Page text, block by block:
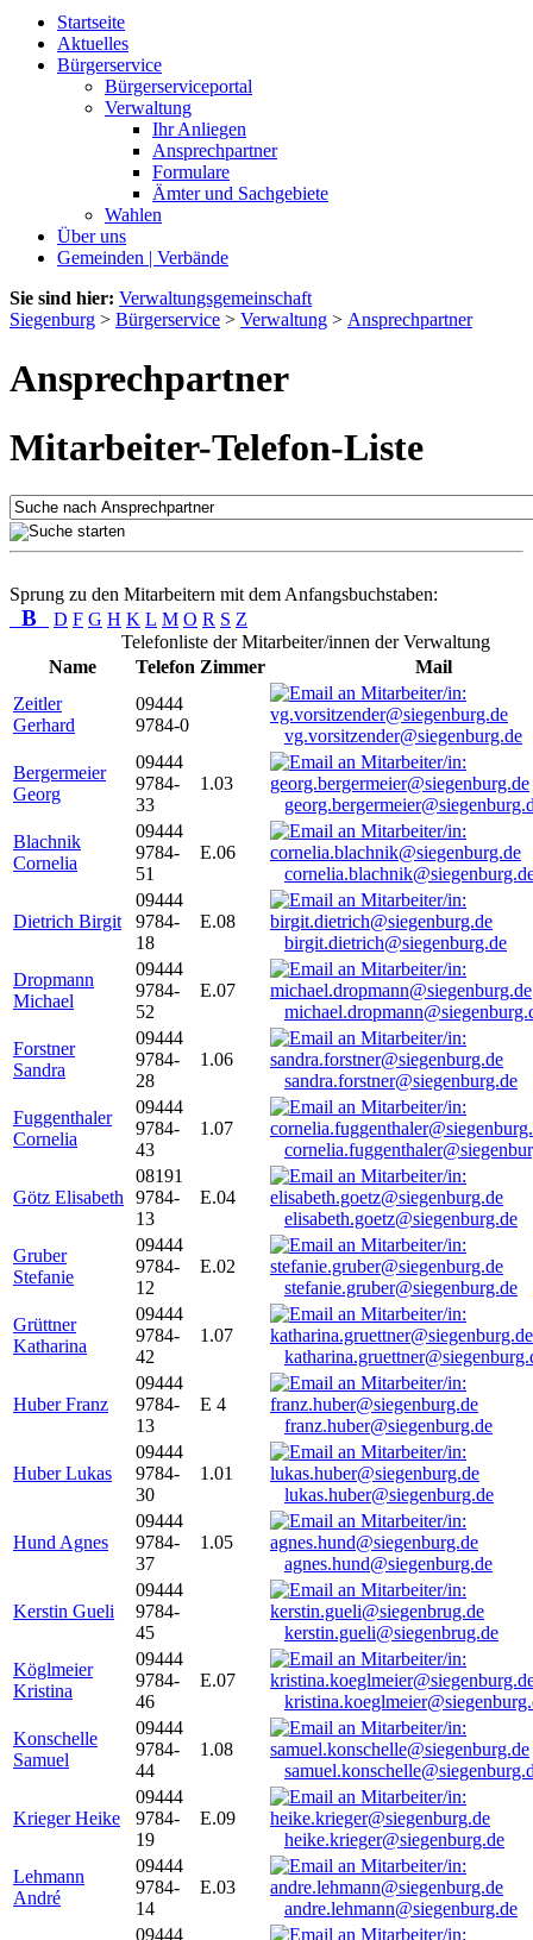
Startseite
Aktuelles
Bürgerservice
Bürgerserviceportal
Verwaltung
Ihr Anliegen
Ansprechpartner
Formulare
Ämter und Sachgebiete
Wahlen
Über uns
Gemeinden | Verbände
Sie sind hier: Verwaltungsgemeinschaft
Siegenburg > Bürgerservice > Verwaltung > Ansprechpartner
Ansprechpartner
Mitarbeiter-Telefon-Liste
Sprung zu den Mitarbeitern mit dem Anfangsbuchstaben:
B D F G H K L M O R S Z
Telefonliste der Mitarbeiter/innen der Verwaltung
Name
Telefon Zimmer
Mail
Zeitler
Gerhard
09444
9784-0
vg.vorsitzender@siegenburg.de
Bergermeier
Georg
09444
9784-
33
1.03
Blachnik
Cornelia
09444
9784-
51
E.06
Dietrich Birgit
09444
9784-
18
E.08
birgit.dietrich@siegenburg.de
Dropmann
Michael
09444
9784-
52
E.07
Forstner
Sandra
09444
9784-
28
1.06
sandra.forstner@siegenburg.de
Fuggenthaler
Cornelia
09444
9784-
43
1.07
Götz Elisabeth
08191
9784-
13
E.04
elisabeth.goetz@siegenburg.de
Gruber
Stefanie
09444
9784-
12
E.02
stefanie.gruber@siegenburg.de
Grüttner
Katharina
09444
9784-
42
1.07
Huber Franz
09444
9784-
13
E 4
franz.huber@siegenburg.de
Huber Lukas
09444
9784-
30
1.01
lukas.huber@siegenburg.de
Hund Agnes
09444
9784-
37
1.05
agnes.hund@siegenburg.de
Kerstin Gueli
09444
9784-
45
kerstin.gueli@siegenbrug.de
Köglmeier
Kristina
09444
9784-
46
E.07
Konschelle
Samuel
09444
9784-
44
1.08
Krieger Heike
09444
9784-
19
E.09
heike.krieger@siegenburg.de
Lehmann
André
09444
9784-
14
E.03
andre.lehmann@siegenburg.de
09444